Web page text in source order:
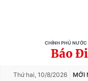
CHÍNH PHỦ
Báo
Thứ hai, 10/8/2026 MỚI